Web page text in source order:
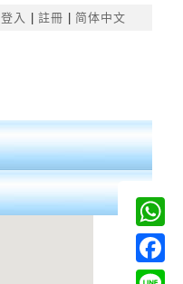
登入 |註冊 简体中文